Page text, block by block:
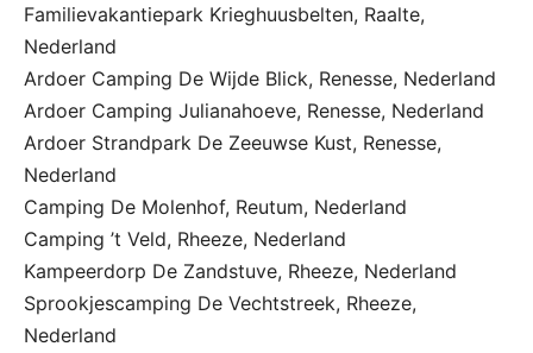
Familievakantiepark Krieghuusbelten, Raalte,
Nederland
Ardoer Camping De Wijde Blick, Renesse, Nederland
Ardoer Camping Julianahoeve, Renesse, Nederland
Ardoer Strandpark De Zeeuwse Kust, Renesse,
Nederland
Camping De Molenhof, Reutum, Nederland
Camping ’t Veld, Rheeze, Nederland
Kampeerdorp De Zandstuve, Rheeze, Nederland
Sprookjescamping De Vechtstreek, Rheeze,
Nederland